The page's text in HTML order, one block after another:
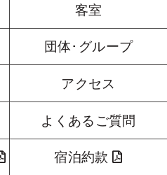
客室
団体･グループ
アクセス
よくあるご質問
宿泊約款